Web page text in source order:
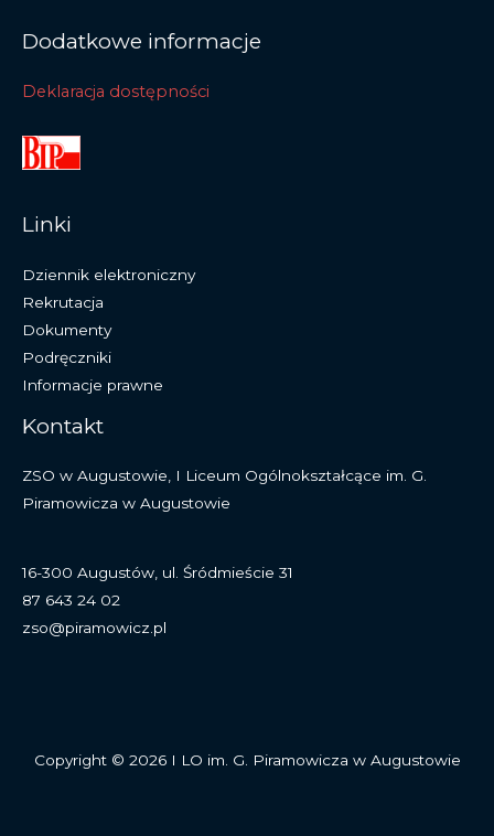
Dodatkowe informacje
Deklaracja dostępności
Linki
Dziennik elektroniczny
Rekrutacja
Dokumenty
Podręczniki
Informacje prawne
Kontakt
ZSO w Augustowie, I Liceum Ogólnokształcące im. G.
Piramowicza w Augustowie
16-300 Augustów, ul. Śródmieście 31
87 643 24 02
zso@piramowicz.pl
Copyright © 2026 I LO im. G. Piramowicza w Augustowie